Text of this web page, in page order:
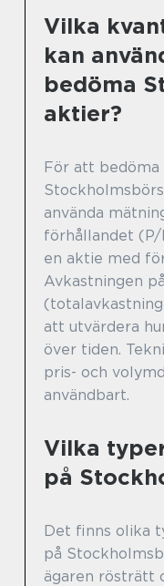
Vilka
kan
bedöma
aktier?
För att bedöma
använda
förhållandet
en aktie med
Avkastningen
att utvärdera
över tiden.
pris- och
användbart.
Vilka
på
Det finns olika
på
ägaren rösträtt